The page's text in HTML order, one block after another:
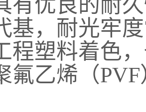
有优良的耐
基，耐光牢
程塑料着色
氟乙烯（